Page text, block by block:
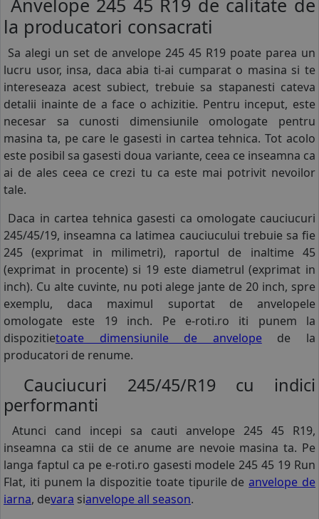
Anvelope 245 45 R19 de calitate de
la producatori consacrati
Sa alegi un set de anvelope 245 45 R19 poate parea un
lucru usor, insa, daca abia ti-ai cumparat o masina si te
intereseaza acest subiect, trebuie sa stapanesti cateva
detalii inainte de a face o achizitie. Pentru inceput, este
necesar sa cunosti dimensiunile omologate pentru
masina ta, pe care le gasesti in cartea tehnica. Tot acolo
este posibil sa gasesti doua variante, ceea ce inseamna ca
ai de ales ceea ce crezi tu ca este mai potrivit nevoilor
tale.
Daca in cartea tehnica gasesti ca omologate cauciucuri
245/45/19, inseamna ca latimea cauciucului trebuie sa fie
245 (exprimat in milimetri), raportul de inaltime 45
(exprimat in procente) si 19 este diametrul (exprimat in
inch). Cu alte cuvinte, nu poti alege jante de 20 inch, spre
exemplu, daca maximul suportat de anvelopele
omologate este 19 inch. Pe e-roti.ro iti punem la
dispozitietoate dimensiunile de anvelopede la
producatori de renume.
Cauciucuri 245/45/R19 cu indici
performanti
Atunci cand incepi sa cauti anvelope 245 45 R19,
inseamna ca stii de ce anume are nevoie masina ta. Pe
langa faptul ca pe e-roti.ro gasesti modele 245 45 19 Run
Flat, iti punem la dispozitie toate tipurile deanvelope de
iarna, devara sianvelope all season.